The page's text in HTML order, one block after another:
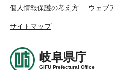
個人情報保護の考え方 ウェブ
サイトマップ
岐阜県庁
GIFU Prefectural Office